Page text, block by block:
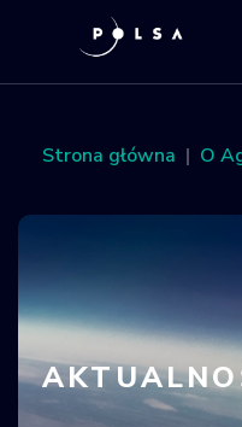
O Agencji
Aktywności
Misja IGNIS
NSIS
Sektor
Strona główna O